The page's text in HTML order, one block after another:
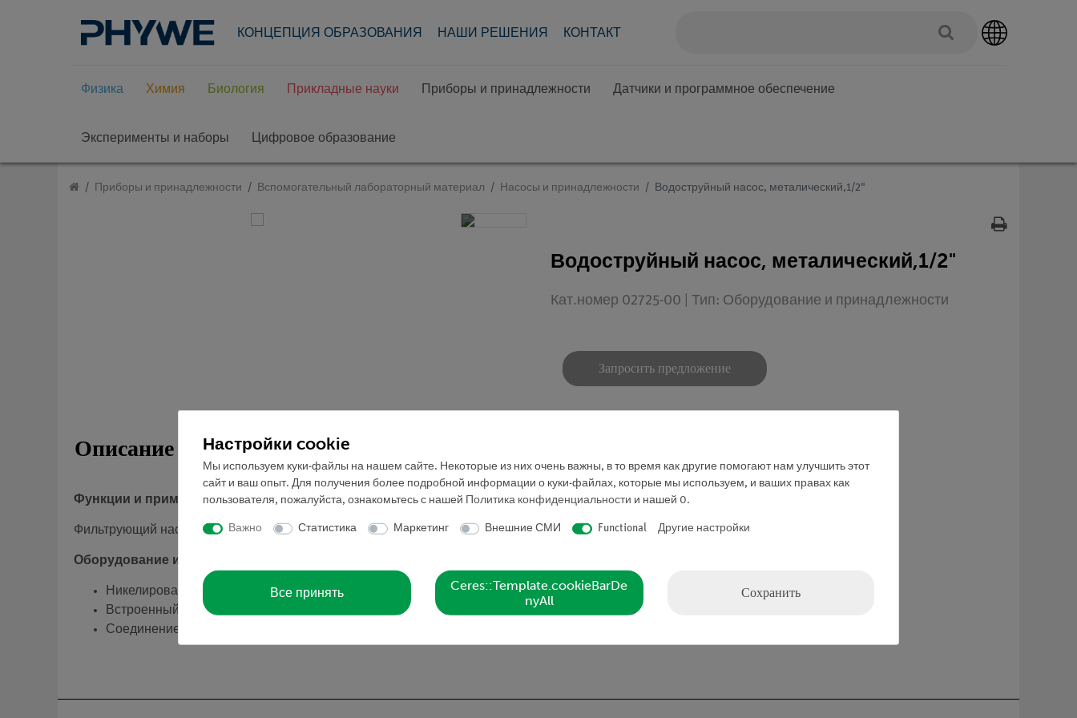
КОНЦЕПЦИЯ ОБРАЗОВАНИЯ НАШИ РЕШЕНИЯ КОНТАКТ
Физика Химия Биология Прикладные науки Приборы и принадлежности Датчики и программное обеспечение
Эксперименты и наборы Цифровое образование
Приборы и принадлежности Вспомогательный лабораторный материал Насосы и принадлежности Водоструйный насос, металический,1/2"
Водоструйный насос, металический,1/2"
Кат.номер 02725-00 | Тип: Оборудование и принадлежности
Запросить предложение
Описание
Функции и применение
Фильтрующий насос со встроенным обратным клапаном
Оборудование и технические данные
Никелированная латунь
Встроенный обратный клапан
Соединение с резьбой 1/2 дюйма
Настройки cookie
Мы используем куки-файлы на нашем сайте. Некоторые из них очень важны, в то время как другие помогают нам улучшить этот
сайт и ваш опыт. Для получения более подробной информации о куки-файлах, которые мы используем, и ваших правах как
пользователя, пожалуйста, ознакомьтесь с нашей
Политика конфиденциальности и нашей 0.
Важно Статистика Маркетинг Внешние СМИ Functional Другие настройки
Все принять
Ceres::Template.cookieBarDe
nyAll
Сохранить